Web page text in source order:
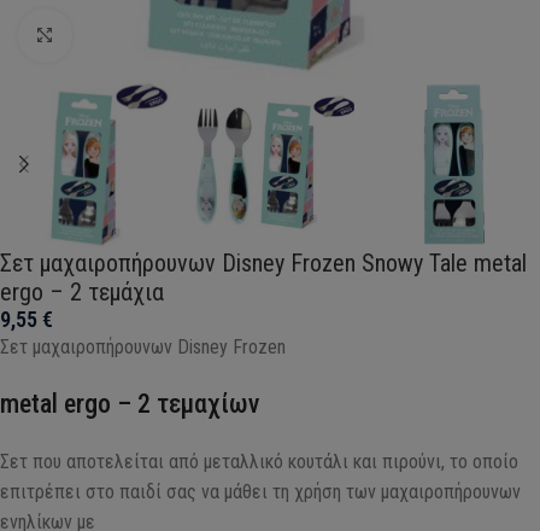
Σετ μαχαιροπήρουνων Disney Frozen Snowy Tale metal
ergo – 2 τεμάχια
9,55€
Σετ μαχαιροπήρουνων Disney Frozen
metal ergo – 2 τεμαχίων
Σετ που αποτελείται από μεταλλικό κουτάλι και πιρούνι, το οποίο
επιτρέπει στο παιδί σας να μάθει τη χρήση των μαχαιροπήρουνων
ενηλίκων με